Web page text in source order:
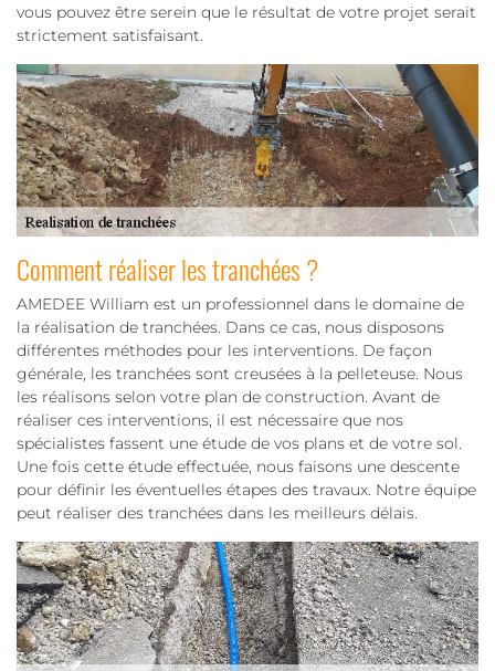
vous pouvez être serein que le résultat de votre projet serait
strictement satisfaisant.
Comment réaliser les tranchées ?
AMEDEE William est un professionnel dans le domaine de
la réalisation de tranchées. Dans ce cas, nous disposons
différentes méthodes pour les interventions. De façon
générale, les tranchées sont creusées à la pelleteuse. Nous
les réalisons selon votre plan de construction. Avant de
réaliser ces interventions, il est nécessaire que nos
spécialistes fassent une étude de vos plans et de votre sol.
Une fois cette étude effectuée, nous faisons une descente
pour définir les éventuelles étapes des travaux. Notre équipe
peut réaliser des tranchées dans les meilleurs délais.